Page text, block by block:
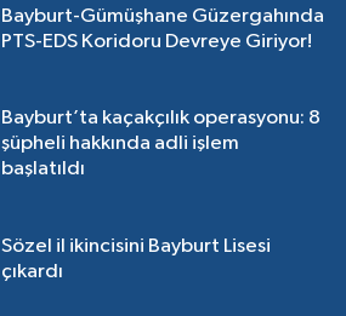
Bayburt-Gümüşhane Güzergahında
PTS-EDS Koridoru Devreye Giriyor!
Bayburt’ta kaçakçılık operasyonu: 8
şüpheli hakkında adli işlem
başlatıldı
Sözel il ikincisini Bayburt Lisesi
çıkardı